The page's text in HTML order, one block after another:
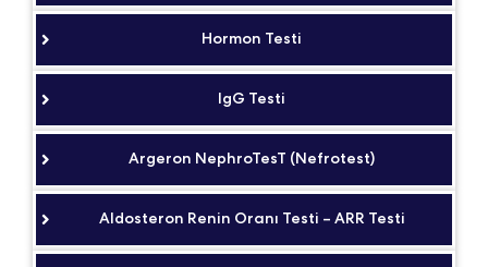
Hormon Testi
IgG Testi
Argeron NephroTesT (Nefrotest)
Aldosteron Renin Oranı Testi – ARR Testi